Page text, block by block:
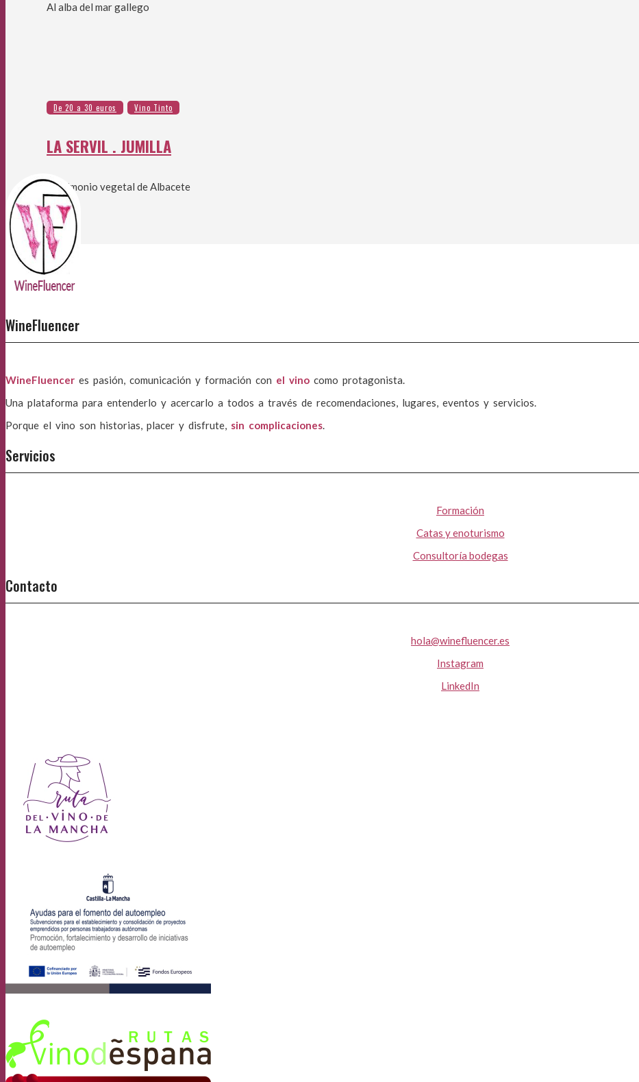
Al alba del mar gallego
LA SERVIL . JUMILLA
Patrimonio vegetal de Albacete
WineFluencer
WineFluencer es pasión, comunicación y formación con el vino como protagonista.
Una plataforma para entenderlo y acercarlo a todos a través de recomendaciones, lugares, eventos y servicios.
Porque el vino son historias, placer y disfrute, sin complicaciones.
Servicios
Formación
Catas y enoturismo
Consultoría bodegas
Contacto
hola@winefluencer.es
Instagram
LinkedIn